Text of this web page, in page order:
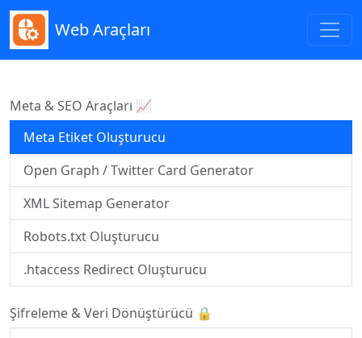
Web Araçları
Meta & SEO Araçları 📈
Meta Etiket Oluşturucu
Open Graph / Twitter Card Generator
XML Sitemap Generator
Robots.txt Oluşturucu
.htaccess Redirect Oluşturucu
Şifreleme & Veri Dönüştürücü 🔒